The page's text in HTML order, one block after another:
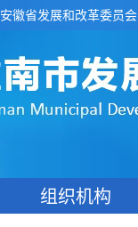
安徽省发展和改革委员会
组织机构